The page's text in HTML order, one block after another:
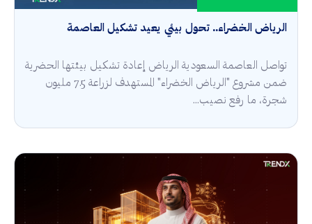
الرياض الخضراء.. تحول بيئي يعيد تشكيل العاصمة
تواصل العاصمة السعودية الرياض إعادة تشكيل بيئتها الحضرية
ضمن مشروع "الرياض الخضراء" المستهدف لزراعة 7.5 مليون
شجرة، ما رفع نصيب...